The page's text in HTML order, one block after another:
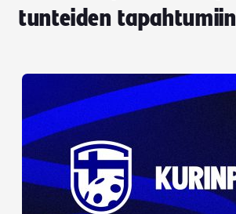
tunteiden tapahtumiin